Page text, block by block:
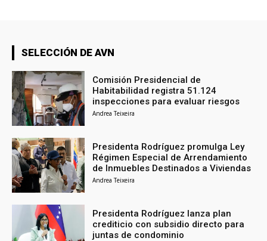
SELECCIÓN DE AVN
Comisión Presidencial de
Habitabilidad registra 51.124
inspecciones para evaluar riesgos
Andrea Teixeira
Presidenta Rodríguez promulga Ley
Régimen Especial de Arrendamiento
de Inmuebles Destinados a Viviendas
Andrea Teixeira
Presidenta Rodríguez lanza plan
crediticio con subsidio directo para
juntas de condominio